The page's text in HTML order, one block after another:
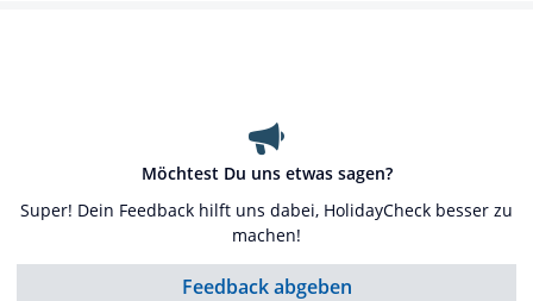
Möchtest Du uns etwas sagen?
Super! Dein Feedback hilft uns dabei, HolidayCheck besser zu
machen!
Feedback abgeben